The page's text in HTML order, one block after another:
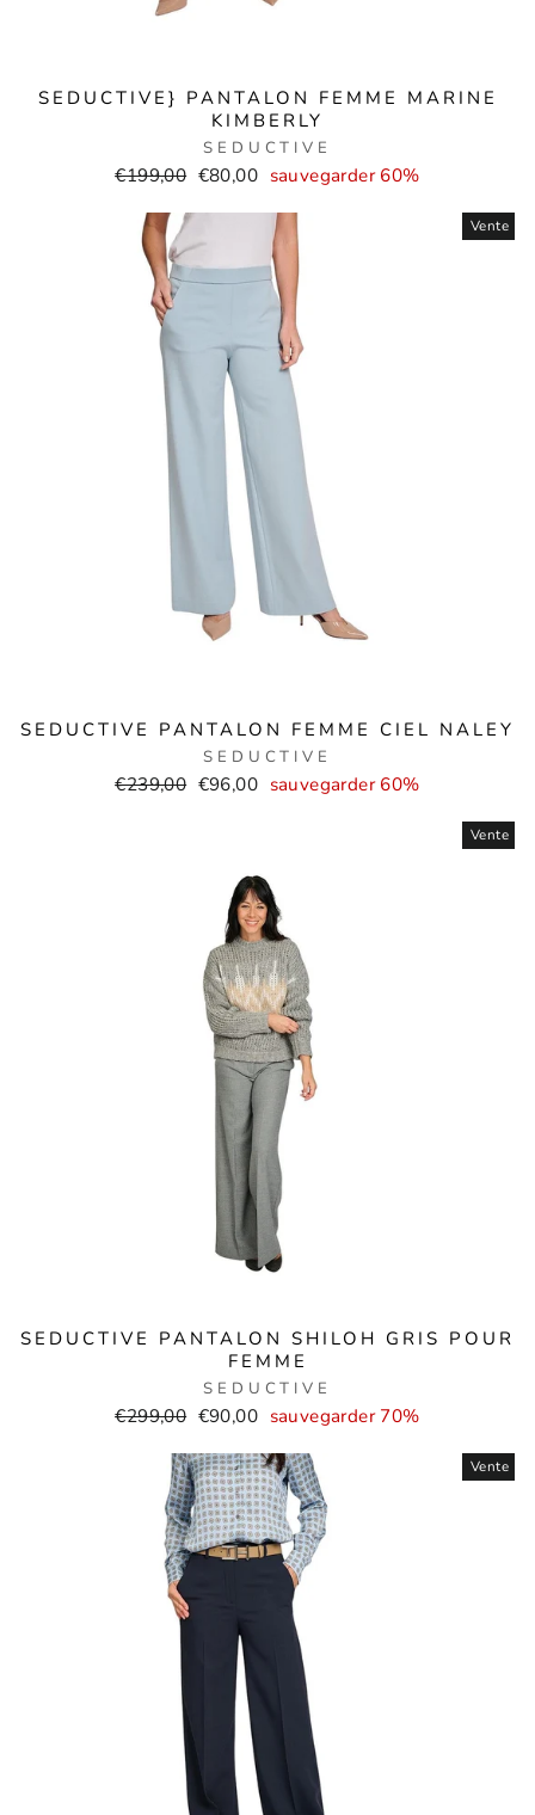
SEDUCTIVE} PANTALON FEMME MARINE
KIMBERLY
SEDUCTIVE
Prix
normal
€199,00 Prix
de
vente
€80,00 sauvegarder 60%
Vente
SEDUCTIVE PANTALON FEMME CIEL NALEY
SEDUCTIVE
Prix
€239,00 Prix
€96,00 sauvegarder 60%
Vente
SEDUCTIVE PANTALON SHILOH GRIS POUR
FEMME
SEDUCTIVE
Prix
normal
€299,00 Prix
de
vente
€90,00 sauvegarder 70%
Vente